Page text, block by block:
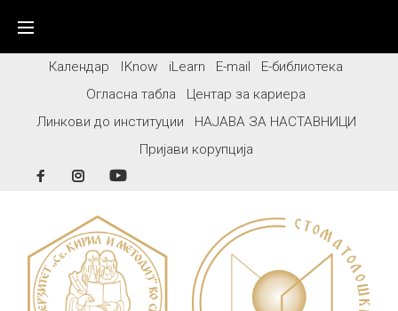
contentКалендар IKnow iLearn E-mail
Е-библиотека
Огласна табла
Центар за кариера
Линкови до институции
НАЈАВА ЗА НАСТАВНИЦИ
Пријави корупција
FacebookInstagram